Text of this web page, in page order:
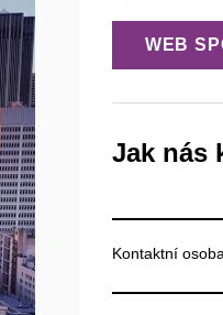
WEB
Jak nás
Kontaktní